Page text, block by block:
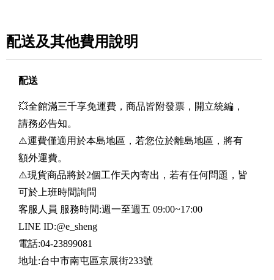
配送及其他費用說明
配送
💥全館滿三千享免運費，商品皆附發票，開立統編，
請務必告知。
⚠️運費僅適用於本島地區，若您位於離島地區，將有
額外運費。
⚠️現貨商品將於2個工作天內寄出，若有任何問題，皆
可於上班時間詢問
客服人員 服務時間:週一至週五 09:00~17:00
LINE ID:@e_sheng
電話:04-23899081
地址:台中市南屯區京展街233號